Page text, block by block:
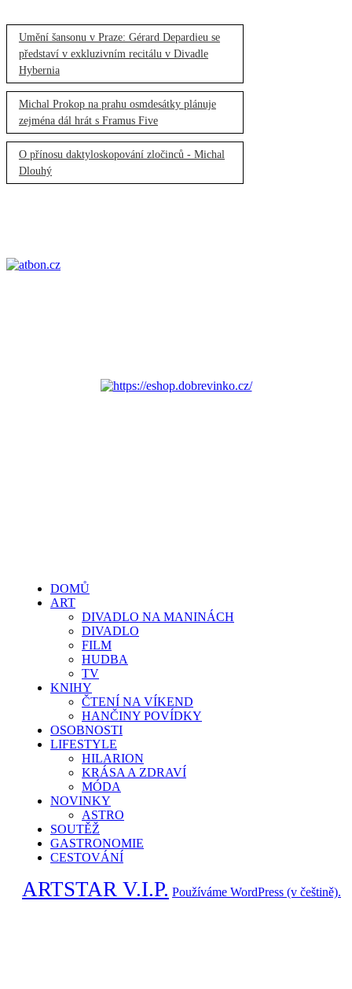
Umění šansonu v Praze: Gérard Depardieu se
představí v exkluzivním recitálu v Divadle
Hybernia
Michal Prokop na prahu osmdesátky plánuje
zejména dál hrát s Framus Five
O přínosu daktyloskopování zločinců - Michal
Dlouhý
DOMŮ
ART
DIVADLO NA MANINÁCH
DIVADLO
FILM
HUDBA
TV
KNIHY
ČTENÍ NA VÍKEND
HANČINY POVÍDKY
OSOBNOSTI
LIFESTYLE
HILARION
KRÁSA A ZDRAVÍ
MÓDA
NOVINKY
ASTRO
SOUTĚŽ
GASTRONOMIE
CESTOVÁNÍ
ARTSTAR V.I.P. Používáme WordPress (v češtině).